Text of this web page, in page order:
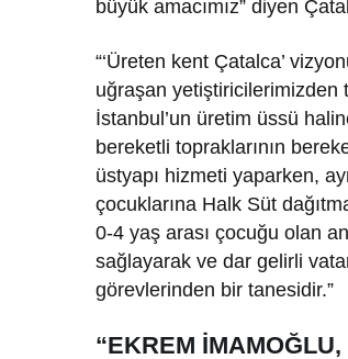
büyük amacımız” diyen
“‘Üreten kent Çatalca’
uğraşan yetiştiricilerimizden
İstanbul’un üretim üssü
bereketli topraklarının
üstyapı hizmeti yaparken,
çocuklarına Halk Süt
0-4 yaş arası çocuğu olan
sağlayarak ve dar gelirli
görevlerinden bir tanesidir.”
“EKREM